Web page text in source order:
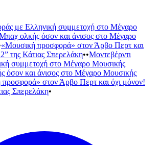
με Ελληνική συμμετοχή στο Μέγαρο
ολκής όσον και άνισος στο Μέγαρο
«Μουσική προσφορά» στον Άρβο Περτ και
της Κάτιας Σπερελάκη••Μοντεβέρντι
συμμετοχή στο Μέγαρο Μουσικής
όσον και άνισος στο Μέγαρο Μουσικής
στον Άρβο Περτ και όχι μόνον!
Σπερελάκη•